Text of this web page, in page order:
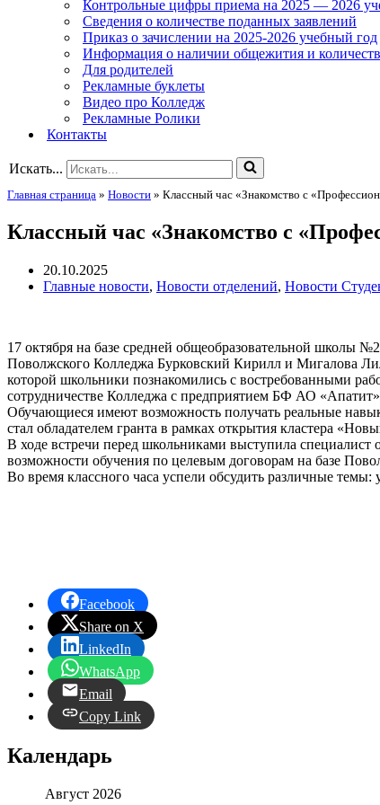
Контрольные цифры приема на 2025 — 2026
Сведения о количестве поданных заявлений
Приказ о зачислении на 2025-2026 учебный год
Информация о наличии общежития и
Для родителей
Рекламные буклеты
Видео про Колледж
Рекламные Ролики
Контакты
Искать...
Главная страница » Новости » Классный час «Знакомство с
Классный час «Знакомство с
20.10.2025
Главные новости, Новости отделений, Новости
17 октября на базе средней общеобразовательной школы
Поволжского Колледжа Бурковский Кирилл и Мигалова
которой школьники познакомились с востребованными
сотрудничестве Колледжа с предприятием БФ АО
Обучающиеся имеют возможность получать реальные
стал обладателем гранта в рамках открытия кластера
В ходе встречи перед школьниками выступила специалист
возможности обучения по целевым договорам на базе
Во время классного часа успели обсудить различные
Facebook
Share on X
LinkedIn
WhatsApp
Email
Copy Link
Календарь
Август 2026